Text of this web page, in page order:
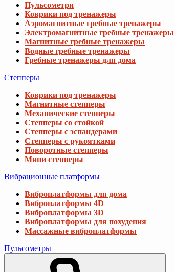
Пульсометри
Коврики под тренажеры
Аэромагнитные гребные тренажеры
Электромагнитные гребные тренажеры
Магнитные гребные тренажеры
Водные гребные тренажеры
Гребные тренажеры для дома
Степперы
Коврики под тренажеры
Магнитные степперы
Механические степперы
Степперы со стойкой
Степперы с эспандерами
Степперы с рукоятками
Поворотные степперы
Мини степперы
Вибрационные платформы
Виброплатформы для дома
Виброплатформы 4D
Виброплатформы 3D
Виброплатформы для похудения
Массажные виброплатформы
Пульсометры